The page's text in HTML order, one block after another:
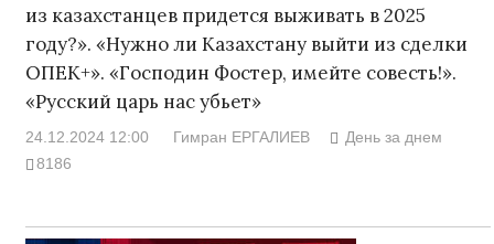
из казахстанцев придется выживать в 2025
году?». «Нужно ли Казахстану выйти из сделки
ОПЕК+». «Господин Фостер, имейте совесть!».
«Русский царь нас убьет»
24.12.2024 12:00 Гимран ЕРГАЛИЕВ
День за днем
8186